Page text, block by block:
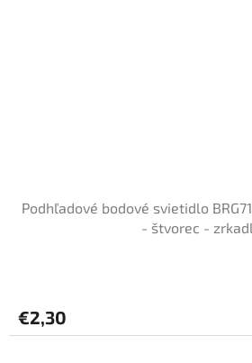
Podhľadové bodové svietidlo
- štvorec -
je
5,0
€2,30